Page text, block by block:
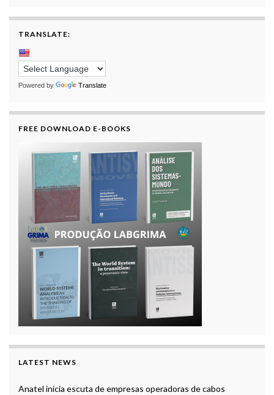
TRANSLATE:
Powered by Translate
FREE DOWNLOAD E-BOOKS
LATEST NEWS
Anatel inicia escuta de empresas operadoras de cabos